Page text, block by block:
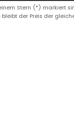
Stern (*)
der Preis der